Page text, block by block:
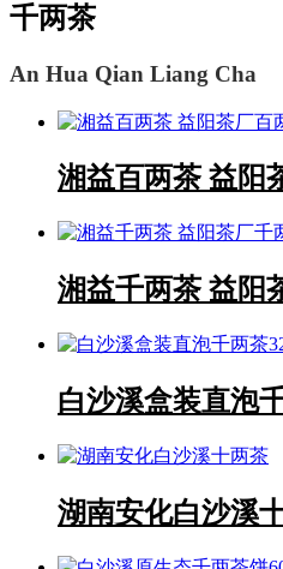
千两茶
An Hua Qian Liang Cha
湘益百两茶 益阳
湘益千两茶 益阳
白沙溪盒装直泡
湖南安化白沙溪